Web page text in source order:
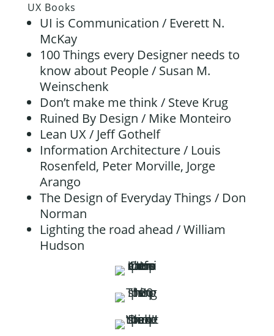
UX Books
UI is Communication / Everett N.
McKay
100 Things every Designer needs to
know about People / Susan M.
Weinschenk
Don’t make me think / Steve Krug
Ruined By Design / Mike Monteiro
Lean UX / Jeff Gothelf
Information Architecture / Louis
Rosenfeld, Peter Morville, Jorge
Arango
The Design of Everyday Things / Don
Norman
Lighting the road ahead / William
Hudson